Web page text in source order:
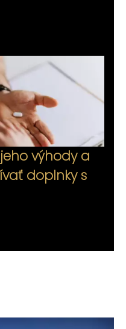
výhody a
doplnky s